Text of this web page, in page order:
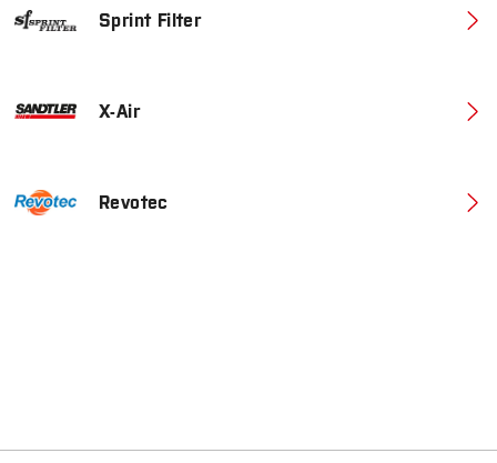
Sprint Filter
X-Air
Revotec